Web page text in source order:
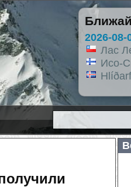
2026-08-08
Лас Леньяс
Исо-Сюете
Hlíðarfjall+1